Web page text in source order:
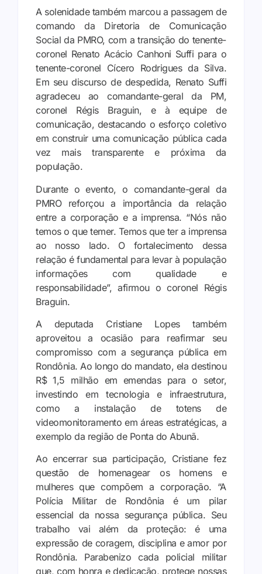
A solenidade também marcou a passagem de
comando da Diretoria de Comunicação
Social da PMRO, com a transição do tenente-
coronel Renato Acácio Canhoni Suffi para o
tenente-coronel Cícero Rodrigues da Silva.
Em seu discurso de despedida, Renato Suffi
agradeceu ao comandante-geral da PM,
coronel Régis Braguin, e à equipe de
comunicação, destacando o esforço coletivo
em construir uma comunicação pública cada
vez mais transparente e próxima da
população.
Durante o evento, o comandante-geral da
PMRO reforçou a importância da relação
entre a corporação e a imprensa. “Nós não
temos o que temer. Temos que ter a imprensa
ao nosso lado. O fortalecimento dessa
relação é fundamental para levar à população
informações com qualidade e
responsabilidade”, afirmou o coronel Régis
Braguin.
A deputada Cristiane Lopes também
aproveitou a ocasião para reafirmar seu
compromisso com a segurança pública em
Rondônia. Ao longo do mandato, ela destinou
R$ 1,5 milhão em emendas para o setor,
investindo em tecnologia e infraestrutura,
como a instalação de totens de
videomonitoramento em áreas estratégicas, a
exemplo da região de Ponta do Abunã.
Ao encerrar sua participação, Cristiane fez
questão de homenagear os homens e
mulheres que compõem a corporação. “A
Polícia Militar de Rondônia é um pilar
essencial da nossa segurança pública. Seu
trabalho vai além da proteção: é uma
expressão de coragem, disciplina e amor por
Rondônia. Parabenizo cada policial militar
que, com honra e dedicação, protege nossas